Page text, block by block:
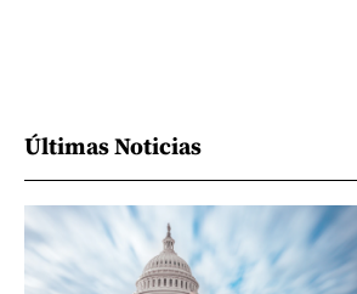
Últimas Noticias